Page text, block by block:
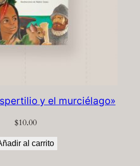
y el murciélago»
$10.00
al carrito